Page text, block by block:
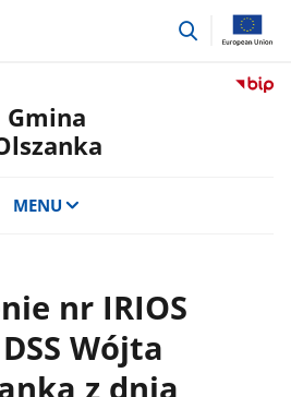
przejdź
Przejdź
Gmina
MENU
nr IRIOS
Wójta